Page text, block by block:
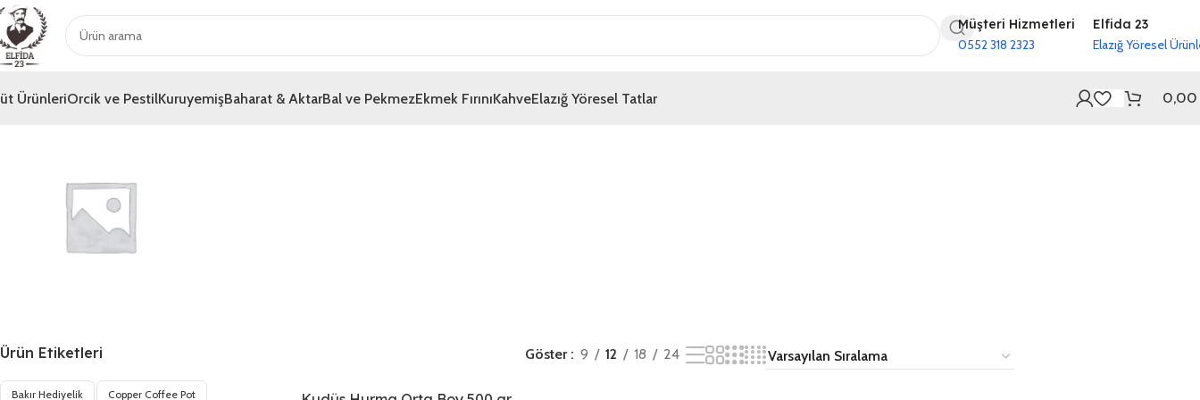
Müşteri Hizmetleri
0552 318 2323
Elfida 23
Elazığ Yöresel
ÜrünleriOrcik ve PestilKuruyemişBaharat & AktarBal ve PekmezEkmek FırınıKahveElazığ Yöresel Tatlar 0,00
Genel
Ürün Etiketleri
Bakır Hediyelik Copper Coffee Pot
Göster 9 12 18 24